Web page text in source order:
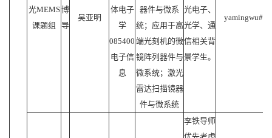
光MEMS
课题组
博
导
吴亚明
体电子
学
085400
电子信
息
器件与微系
统；应用于高
端光刻机的微
镜阵列器件与
微系统；激光
雷达扫描镜器
件与微系统
光电子、
光学、通
信相关背
景学生。
李铁导师